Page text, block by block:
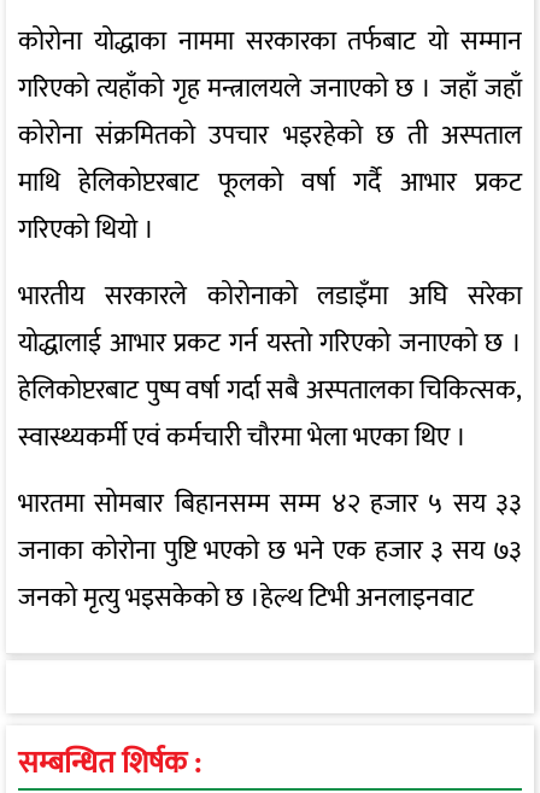
कोरोना योद्धाका नाममा सरकारका तर्फबाट यो सम्मान
गरिएको त्यहाँको गृह मन्त्रालयले जनाएको छ । जहाँ जहाँ
कोरोना संक्रमितको उपचार भइरहेको छ ती अस्पताल
माथि हेलिकोप्टरबाट फूलको वर्षा गर्दै आभार प्रकट
गरिएको थियो ।
भारतीय सरकारले कोरोनाको लडाइँमा अघि सरेका
योद्धालाई आभार प्रकट गर्न यस्तो गरिएको जनाएको छ ।
हेलिकोप्टरबाट पुष्प वर्षा गर्दा सबै अस्पतालका चिकित्सक,
स्वास्थ्यकर्मी एवं कर्मचारी चौरमा भेला भएका थिए ।
भारतमा सोमबार बिहानसम्म सम्म ४२ हजार ५ सय ३३
जनाका कोरोना पुष्टि भएको छ भने एक हजार ३ सय ७३
जनको मृत्यु भइसकेको छ ।हेल्थ टिभी अनलाइनवाट
सम्बन्धित शिर्षक :